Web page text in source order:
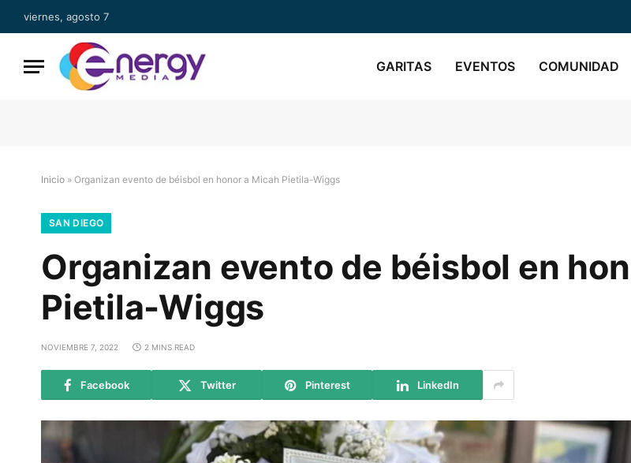
viernes, agosto 7
GARITAS EVENTOS COMUNIDAD
Inicio » Organizan evento de béisbol en honor a Micah Pietila-Wiggs
SAN DIEGO
Organizan evento de béisbol en
Pietila-Wiggs
NOVIEMBRE 7, 2022 2 MINS READ
Facebook Twitter Pinterest LinkedIn